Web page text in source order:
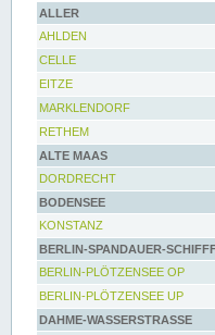
ALLER
AHLDEN
CELLE
EITZE
MARKLENDORF
RETHEM
ALTE MAAS
DORDRECHT
BODENSEE
KONSTANZ
BERLIN-SPANDAUER-
BERLIN-PLÖTZENSEE OP
BERLIN-PLÖTZENSEE UP
DAHME-WASSERSTRASSE